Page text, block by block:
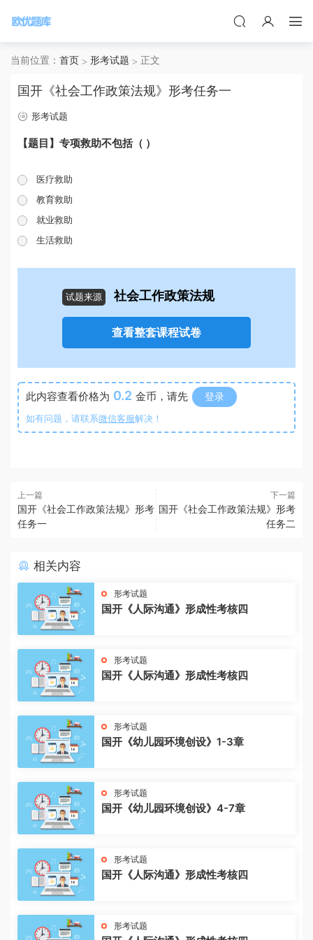
当前位置： 首页 形考试题 正文
国开《社会工作政策法规》形考任务一
形考试题
【题目】专项救助不包括（ ）
医疗救助
教育救助
就业救助
生活救助
试题来源 社会工作政策法规
查看整套课程试卷
此内容查看价格为 0.2 金币，请先 登录
如有问题，请联系微信客服解决！
上一篇
国开《社会工作政策法规》形考
任务一
下一篇
国开《社会工作政策法规》形考
任务二
相关内容
形考试题
国开《人际沟通》形成性考核四
形考试题
国开《人际沟通》形成性考核四
形考试题
国开《幼儿园环境创设》1-3章
形考试题
国开《幼儿园环境创设》4-7章
形考试题
国开《人际沟通》形成性考核四
形考试题